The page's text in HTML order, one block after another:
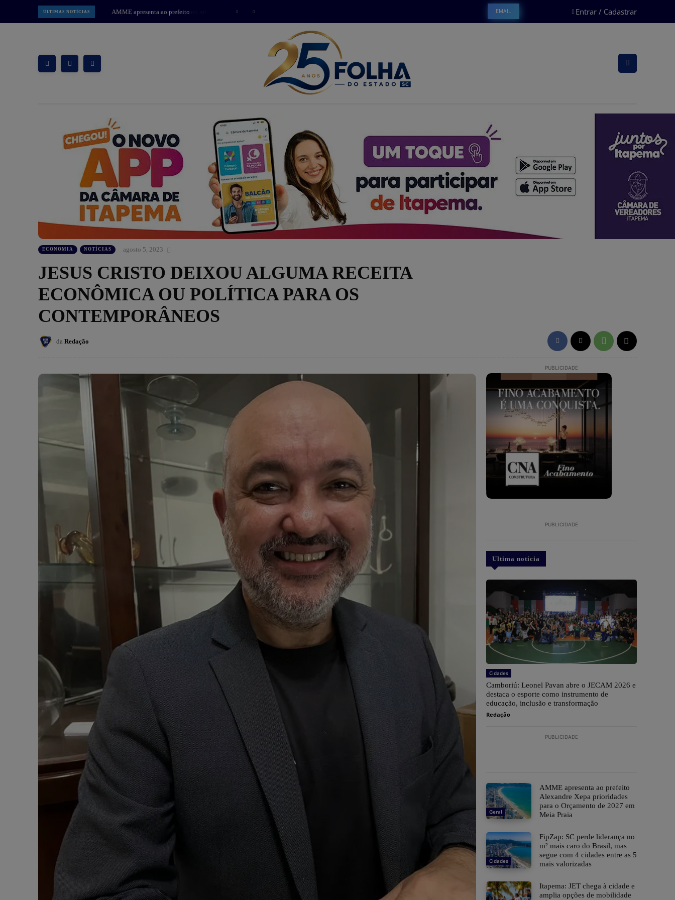
ÚLTIMAS NOTÍCIAS
FipZap: SC perde liderança no m²
mais caro do Brasil, mas segue com
EMAIL Entrar / Cadastrar
ECONOMIA NOTÍCIAS agosto 5, 2023
JESUS CRISTO DEIXOU ALGUMA RECEITA
ECONÔMICA OU POLÍTICA PARA OS
CONTEMPORÂNEOS
da Redação
PUBLICIDADE
PUBLICIDADE
Ultima notícia
Cidades
Camboriú: Leonel Pavan abre o JECAM 2026 e
destaca o esporte como instrumento de
educação, inclusão e transformação
Redação
PUBLICIDADE
Geral
AMME apresenta ao prefeito
Alexandre Xepa prioridades
para o Orçamento de 2027 em
Meia Praia
Cidades
FipZap: SC perde liderança no
m² mais caro do Brasil, mas
segue com 4 cidades entre as 5
mais valorizadas
Itapema: JET chega à cidade e
amplia opções de mobilidade